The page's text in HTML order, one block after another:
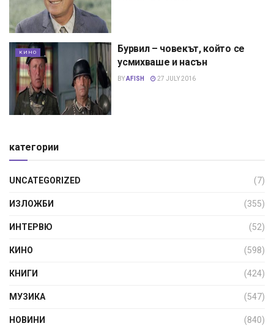
КИНО
Бурвил – човекът, който се
усмихваше и насън
BYAFISH 27 JULY 2016
категории
UNCATEGORIZED (7)
ИЗЛОЖБИ (355)
ИНТЕРВЮ (52)
КИНО (598)
КНИГИ (424)
МУЗИКА (547)
НОВИНИ (840)